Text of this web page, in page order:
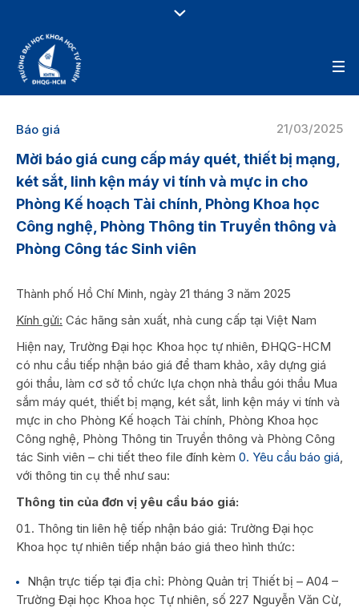
21/03/2025
Báo giá
Mời báo giá cung cấp máy quét, thiết bị mạng,
két sắt, linh kện máy vi tính và mực in cho
Phòng Kế hoạch Tài chính, Phòng Khoa học
Công nghệ, Phòng Thông tin Truyền thông và
Phòng Công tác Sinh viên
Thành phố Hồ Chí Minh, ngày 21 tháng 3 năm 2025
Kính gửi: Các hãng sản xuất, nhà cung cấp tại Việt Nam
Hiện nay, Trường Đại học Khoa học tự nhiên, ĐHQG-HCM
có nhu cầu tiếp nhận báo giá để tham khảo, xây dựng giá
gói thầu, làm cơ sở tổ chức lựa chọn nhà thầu gói thầu Mua
sắm máy quét, thiết bị mạng, két sắt, linh kện máy vi tính và
mực in cho Phòng Kế hoạch Tài chính, Phòng Khoa học
Công nghệ, Phòng Thông tin Truyền thông và Phòng Công
tác Sinh viên – chi tiết theo file đính kèm 0. Yêu cầu báo giá,
với thông tin cụ thể như sau:
Thông tin của đơn vị yêu cầu báo giá:
Thông tin liên hệ tiếp nhận báo giá: Trường Đại học
Khoa học tự nhiên tiếp nhận báo giá theo hình thức:
Nhận trực tiếp tại địa chỉ: Phòng Quản trị Thiết bị – A04 –
Trường Đại học Khoa học Tự nhiên, số 227 Nguyễn Văn Cừ,